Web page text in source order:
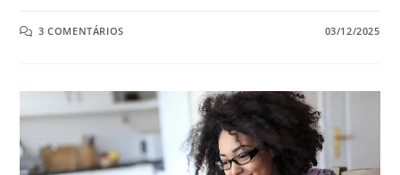
3 COMENTÁRIOS 03/12/2025